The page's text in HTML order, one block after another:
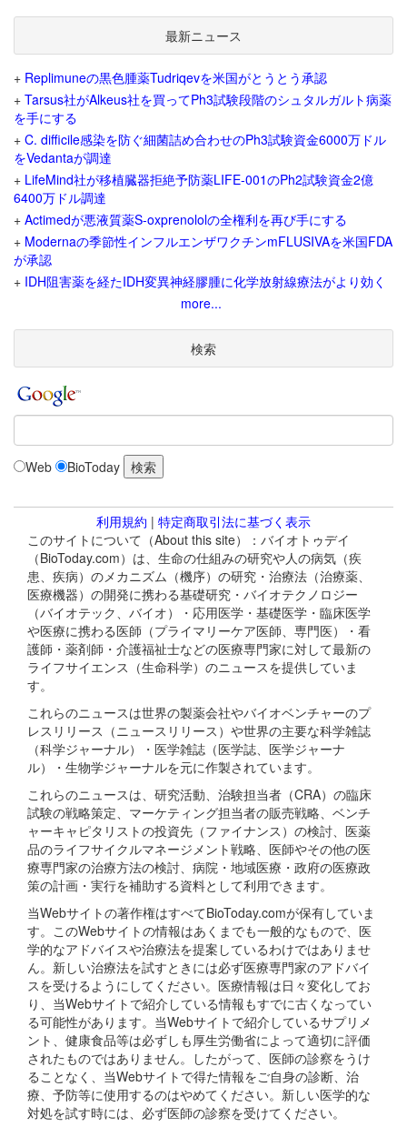
最新ニュース
+ Replimuneの黒色腫薬Tudriqevを米国がとうとう承認
+ Tarsus社がAlkeus社を買ってPh3試験段階のシュタルガルト病薬
を手にする
+ C. difficile感染を防ぐ細菌詰め合わせのPh3試験資金6000万ドル
をVedantaが調達
+ LifeMind社が移植臓器拒絶予防薬LIFE-001のPh2試験資金2億
6400万ドル調達
+ Actimedが悪液質薬S-oxprenololの全権利を再び手にする
+ Modernaの季節性インフルエンザワクチンmFLUSIVAを米国FDA
が承認
+ IDH阻害薬を経たIDH変異神経膠腫に化学放射線療法がより効く
more...
検索
Web BioToday
利用規約 | 特定商取引法に基づく表示
このサイトについて（About this site）：バイオトゥデイ
（BioToday.com）は、生命の仕組みの研究や人の病気（疾
患、疾病）のメカニズム（機序）の研究・治療法（治療薬、
医療機器）の開発に携わる基礎研究・バイオテクノロジー
（バイオテック、バイオ）・応用医学・基礎医学・臨床医学
や医療に携わる医師（プライマリーケア医師、専門医）・看
護師・薬剤師・介護福祉士などの医療専門家に対して最新の
ライフサイエンス（生命科学）のニュースを提供していま
す。
これらのニュースは世界の製薬会社やバイオベンチャーのプ
レスリリース（ニュースリリース）や世界の主要な科学雑誌
（科学ジャーナル）・医学雑誌（医学誌、医学ジャーナ
ル）・生物学ジャーナルを元に作製されています。
これらのニュースは、研究活動、治験担当者（CRA）の臨床
試験の戦略策定、マーケティング担当者の販売戦略、ベンチ
ャーキャピタリストの投資先（ファイナンス）の検討、医薬
品のライフサイクルマネージメント戦略、医師やその他の医
療専門家の治療方法の検討、病院・地域医療・政府の医療政
策の計画・実行を補助する資料として利用できます。
当Webサイトの著作権はすべてBioToday.comが保有していま
す。このWebサイトの情報はあくまでも一般的なもので、医
学的なアドバイスや治療法を提案しているわけではありませ
ん。新しい治療法を試すときには必ず医療専門家のアドバイ
スを受けるようにしてください。医療情報は日々変化してお
り、当Webサイトで紹介している情報もすでに古くなってい
る可能性があります。当Webサイトで紹介しているサプリメ
ント、健康食品等は必ずしも厚生労働省によって適切に評価
されたものではありません。したがって、医師の診察をうけ
ることなく、当Webサイトで得た情報をご自身の診断、治
療、予防等に使用するのはやめてください。新しい医学的な
対処を試す時には、必ず医師の診察を受けてください。